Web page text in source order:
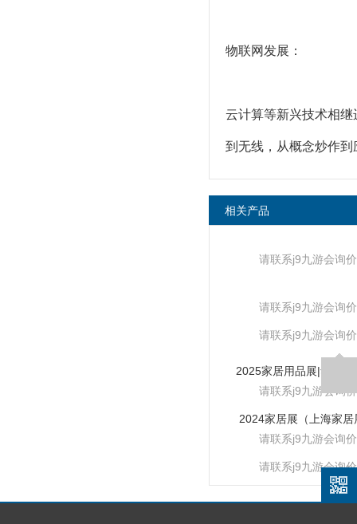
物联网发展：
云计算等新兴技术相
到无线，从概念炒作到
相关产品
请联系j9九游会询价
请联系j9九游会询价
请联系j9九游会询价
请联系j9九游会询价
2024家居展（上海家居
请联系j9九游会询价
请联系j9九游会询价